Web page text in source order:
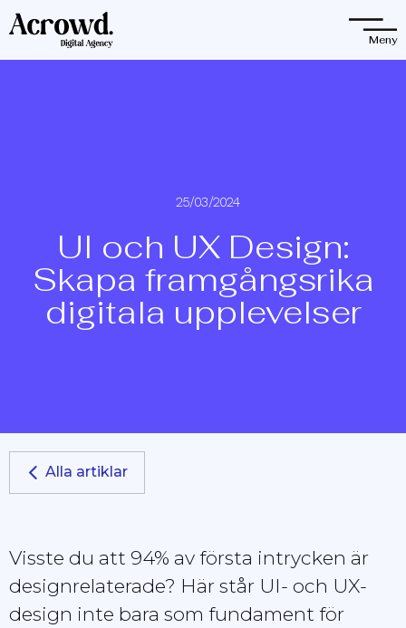
Observera:
Denna
Meny
25/03/2024
UI och UX Design:
Skapa framgångsrika
digitala upplevelser
Alla artiklar
Visste du att 94% av första intrycken är
designrelaterade? Här står UI- och UX-
design inte bara som fundament för